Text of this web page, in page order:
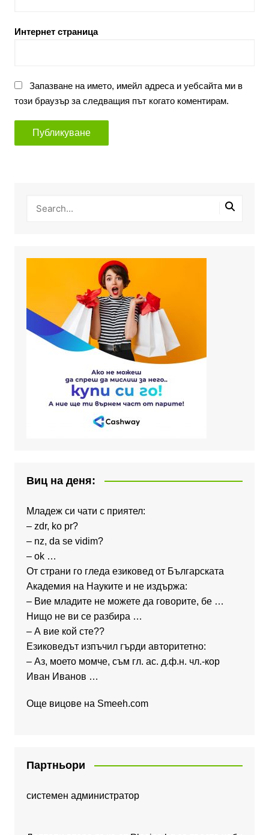
Интернет страница
Запазване на името, имейл адреса и уебсайта ми в
този браузър за следващия път когато коментирам.
Виц на деня:
Младеж си чати с приятел:
– zdr, ko pr?
– nz, da se vidim?
– ok …
От страни го гледа езиковед от Българската
Академия на Науките и не издържа:
– Вие младите не можете да говорите, бе …
Нищо не ви се разбира …
– А вие кой сте??
Езиковедът изпъчил гърди авторитетно:
– Аз, моето момче, съм гл. ас. д.ф.н. чл.-кор
Иван Иванов …
Още вицове на Smeeh.com
Партньори
системен администратор